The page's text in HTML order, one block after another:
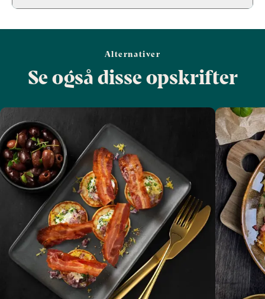
Alternativer
Se også disse opskrifter